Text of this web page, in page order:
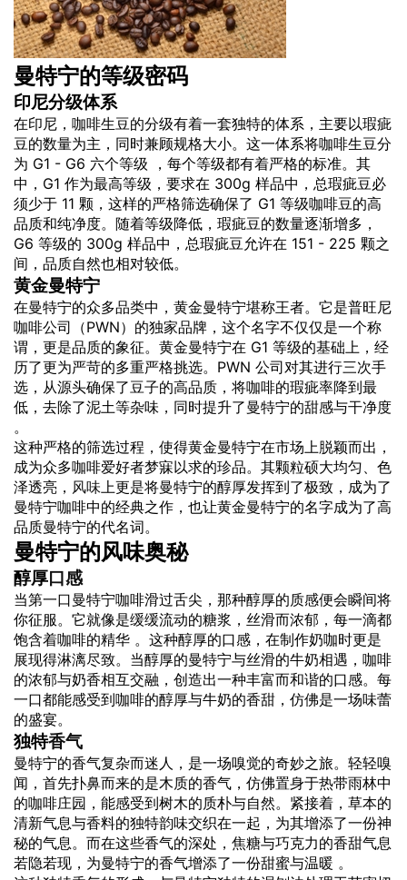
曼特宁的等级密码
印尼分级体系
在印尼，咖啡生豆的分级有着一套独特的体系，主要以瑕疵
豆的数量为主，同时兼顾规格大小。这一体系将咖啡生豆分
为 G1 - G6 六个等级 ，每个等级都有着严格的标准。其
中，G1 作为最高等级，要求在 300g 样品中，总瑕疵豆必
须少于 11 颗，这样的严格筛选确保了 G1 等级咖啡豆的高
品质和纯净度。随着等级降低，瑕疵豆的数量逐渐增多，
G6 等级的 300g 样品中，总瑕疵豆允许在 151 - 225 颗之
间，品质自然也相对较低。
黄金曼特宁
在曼特宁的众多品类中，黄金曼特宁堪称王者。它是普旺尼
咖啡公司（PWN）的独家品牌，这个名字不仅仅是一个称
谓，更是品质的象征。黄金曼特宁在 G1 等级的基础上，经
历了更为严苛的多重严格挑选。PWN 公司对其进行三次手
选，从源头确保了豆子的高品质，将咖啡的瑕疵率降到最
低，去除了泥土等杂味，同时提升了曼特宁的甜感与干净度
。
这种严格的筛选过程，使得黄金曼特宁在市场上脱颖而出，
成为众多咖啡爱好者梦寐以求的珍品。其颗粒硕大均匀、色
泽透亮， 风味上更是将曼特宁的醇厚发挥到了极致，成为了
曼特宁咖啡中的经典之作，也让黄金曼特宁的名字成为了高
品质曼特宁的代名词。
曼特宁的风味奥秘
醇厚口感
当第一口曼特宁咖啡滑过舌尖，那种醇厚的质感便会瞬间将
你征服。它就像是缓缓流动的糖浆，丝滑而浓郁，每一滴都
饱含着咖啡的精华 。这种醇厚的口感，在制作奶咖时更是
展现得淋漓尽致。当醇厚的曼特宁与丝滑的牛奶相遇，咖啡
的浓郁与奶香相互交融，创造出一种丰富而和谐的口感。每
一口都能感受到咖啡的醇厚与牛奶的香甜，仿佛是一场味蕾
的盛宴。
独特香气
曼特宁的香气复杂而迷人，是一场嗅觉的奇妙之旅。轻轻嗅
闻，首先扑鼻而来的是木质的香气，仿佛置身于热带雨林中
的咖啡庄园，能感受到树木的质朴与自然。紧接着，草本的
清新气息与香料的独特韵味交织在一起，为其增添了一份神
秘的气息。而在这些香气的深处，焦糖与巧克力的香甜气息
若隐若现，为曼特宁的香气增添了一份甜蜜与温暖 。